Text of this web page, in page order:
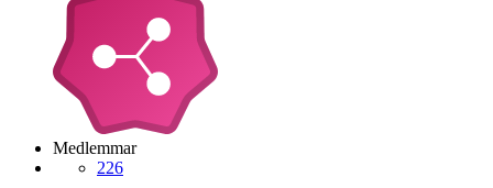
Medlemmar
226